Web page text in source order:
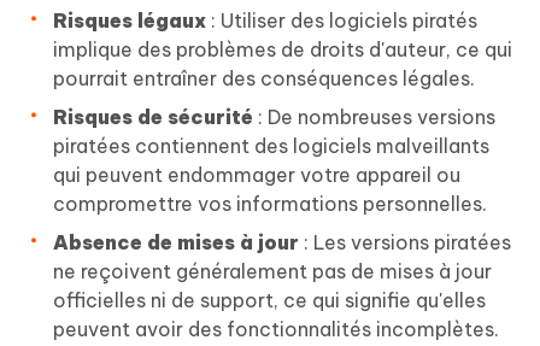
Risques légaux : Utiliser des logiciels piratés
implique des problèmes de droits d'auteur, ce qui
pourrait entraîner des conséquences légales.
Risques de sécurité : De nombreuses versions
piratées contiennent des logiciels malveillants
qui peuvent endommager votre appareil ou
compromettre vos informations personnelles.
Absence de mises à jour : Les versions piratées
ne reçoivent généralement pas de mises à jour
officielles ni de support, ce qui signifie qu'elles
peuvent avoir des fonctionnalités incomplètes.